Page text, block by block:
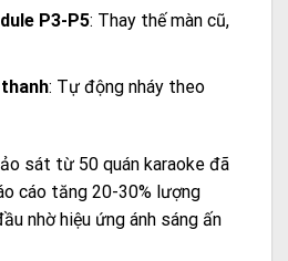
P3-P5: Thay thế màn cũ,
: Tự động nháy theo
sát từ 50 quán karaoke đã
cáo tăng 20-30% lượng
nhờ hiệu ứng ánh sáng ấn